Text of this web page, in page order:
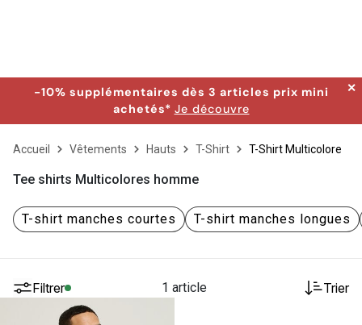
-10% supplémentaires dès 3 articles prix mini
achetés* Je découvre
✕
Accueil Vêtements Hauts T-Shirt T-Shirt Multicolore
Tee shirts Multicolores homme
T-shirt manches courtes T-shirt manches longues
Filtrer 1 article Trier